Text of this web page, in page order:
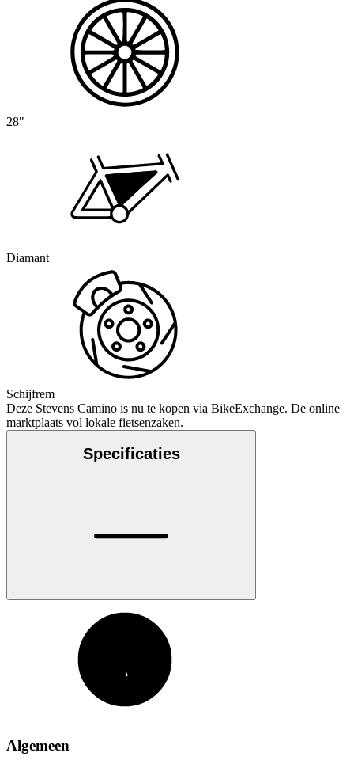
28"
Diamant
Schijfrem
Deze Stevens Camino is nu te kopen via BikeExchange. De online
marktplaats vol lokale fietsenzaken.
Specificaties
Algemeen